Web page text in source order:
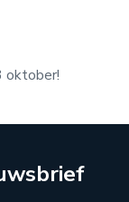
oktober!